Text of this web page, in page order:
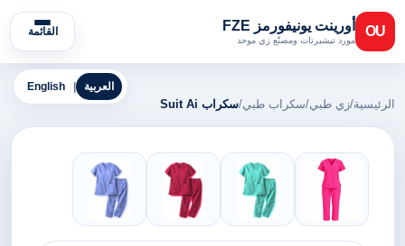
OU أورينت يونيفورمز FZE
مورد تيشيرتات ومصنّع زي موحد
القائمة
English العربية
الرئيسية/زي طبي/سكراب طبي/سكراب Suit Ai